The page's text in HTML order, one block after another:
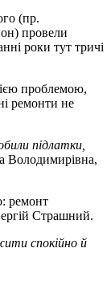
(пр.
провели
роки тут тричі
проблемою,
ремонти не
підлатки,
Володимирівна,
ремонт
Страшний.
спокійно й